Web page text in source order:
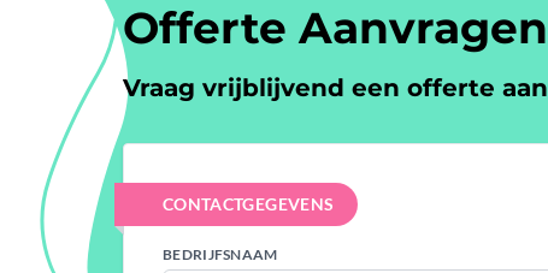
Offerte Aanvragen
Vraag vrijblijvend een offerte aan
CONTACTGEGEVENS
BEDRIJFSNAAM